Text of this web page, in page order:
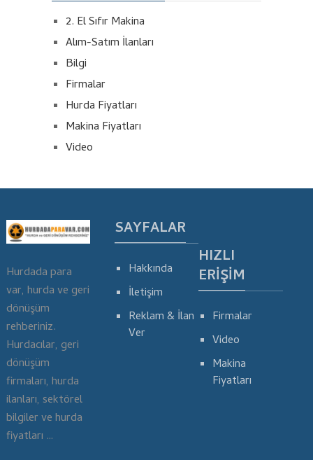
2. El Sıfır Makina
Alım-Satım İlanları
Bilgi
Firmalar
Hurda Fiyatları
Makina Fiyatları
Video
Hurdada para
var, hurda ve geri
dönüşüm
rehberiniz.
Hurdacılar, geri
dönüşüm
firmaları, hurda
ilanları, sektörel
bilgiler ve hurda
fiyatları …
SAYFALAR
Hakkında
İletişim
Reklam & İlan
Ver
HIZLI
ERIŞIM
Firmalar
Video
Makina
Fiyatları